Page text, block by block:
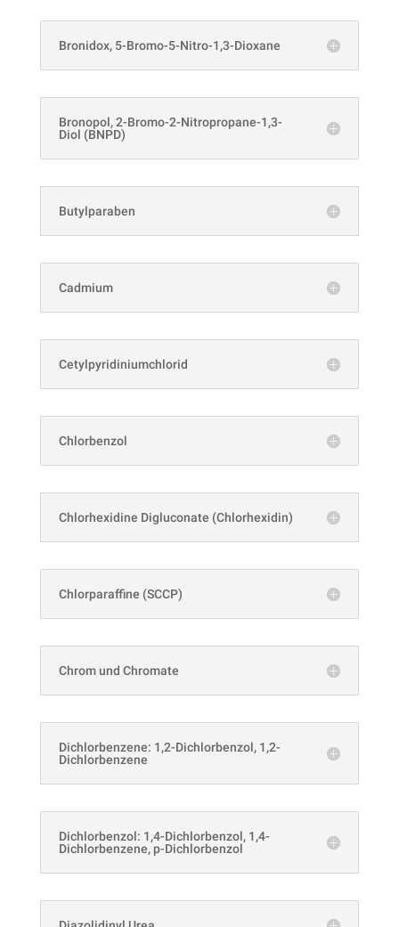
Bronidox, 5-Bromo-5-Nitro-1,3-Dioxane
Bronopol, 2-Bromo-2-Nitropropane-1,3-
Diol (BNPD)
Butylparaben
Cadmium
Cetylpyridiniumchlorid
Chlorbenzol
Chlorhexidine Digluconate (Chlorhexidin)
Chlorparaffine (SCCP)
Chrom und Chromate
Dichlorbenzene: 1,2-Dichlorbenzol, 1,2-
Dichlorbenzene
Dichlorbenzol: 1,4-Dichlorbenzol, 1,4-
Dichlorbenzene, p-Dichlorbenzol